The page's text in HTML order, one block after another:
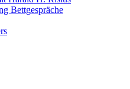
Bettgespräche